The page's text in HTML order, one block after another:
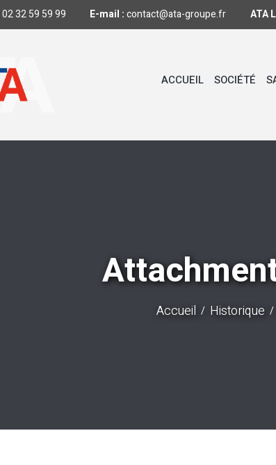
02 32 59 59 99 E-mail :contact@ata-groupe.fr ATA
ACCUEIL SOCIÉTÉ
Accueil Historique